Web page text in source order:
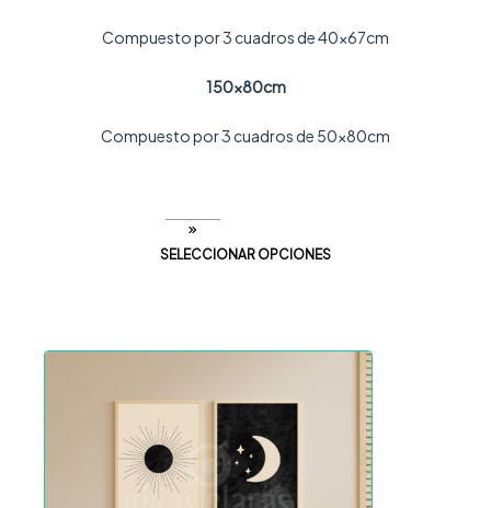
Compuesto por 3 cuadros de 40x67cm
150x80cm
Compuesto por 3 cuadros de 50x80cm
SELECCIONAR OPCIONES